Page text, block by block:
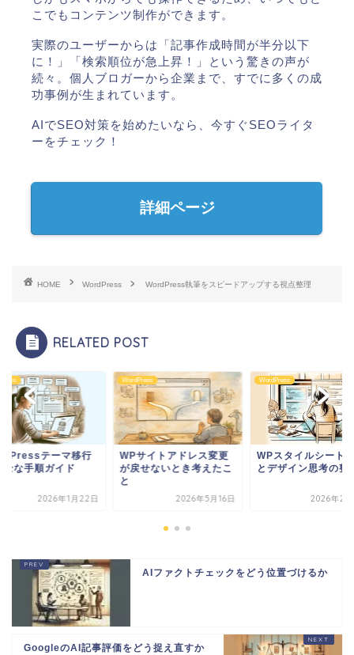
こでもコンテンツ制作ができます。
実際のユーザーからは「記事作成時間が半分以下
に！」「検索順位が急上昇！」という驚きの声が
続々。個人ブロガーから企業まで、すでに多くの成
功事例が生まれています。
AIでSEO対策を始めたいなら、今すぐSEOライタ
ーをチェック！
詳細ページ
HOME WordPress WordPress執筆をスピードアップする視点整理
RELATED POST
イトアドレス変更
せないとき考えたこ
2026年5月16日
WordPress
WPスタイルシート編集
とデザイン思考の整理
2026年2月25日
WordPress
WordPressテーマ
の安全な手順ガイド
2026年1
AIファクトチェックをどう位置づけるか
GoogleのAI記事評価をどう捉え直すか